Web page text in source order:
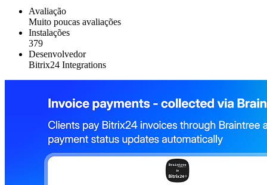
Avaliação
Muito poucas avaliações
Instalações
379
Desenvolvedor
Bitrix24 Integrations